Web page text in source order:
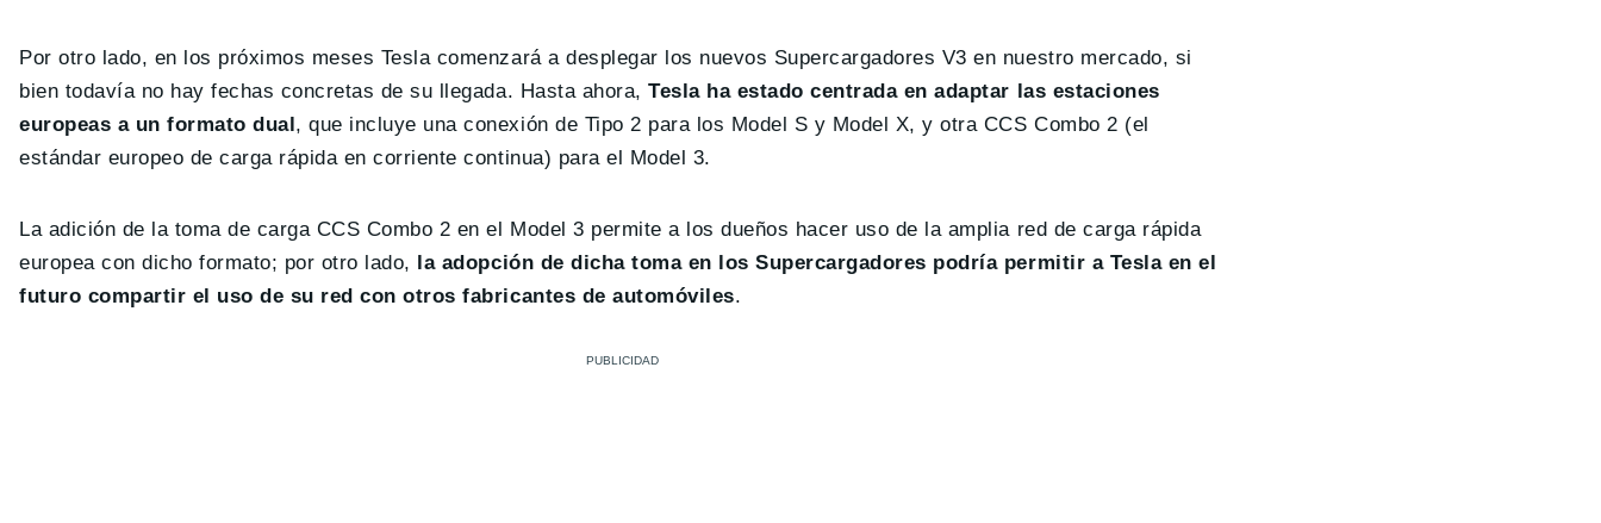
Por otro lado, en los próximos meses Tesla comenzará a desplegar los nuevos Supercargadores V3 en nuestro mercado, si
bien todavía no hay fechas concretas de su llegada. Hasta ahora,Tesla ha estado centrada en adaptar las estaciones
europeas a un formato dual , que incluye una conexión de Tipo 2 para los Model S y Model X, y otra CCS Combo 2 (el
estándar europeo de carga rápida en corriente continua) para el Model 3.
La adición de la toma de carga CCS Combo 2 en el Model 3 permite a los dueños hacer uso de la amplia red de carga rápida
europea con dicho formato; por otro lado,
la adopción de dicha toma en los Supercargadores podría permitir a Tesla en el
futuro compartir el uso de su red con otros fabricantes de automóviles.